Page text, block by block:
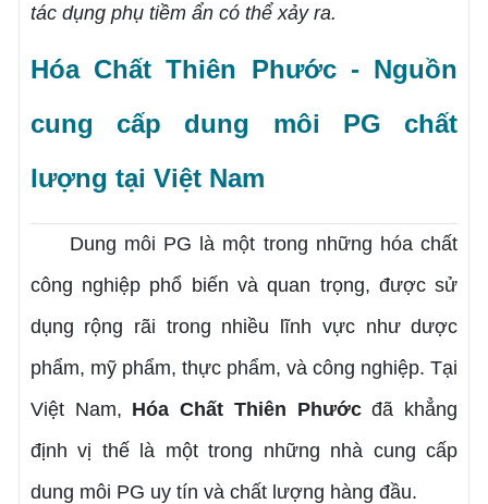
tác dụng phụ tiềm ẩn có thể xảy ra.
Hóa Chất Thiên Phước - Nguồn
cung cấp dung môi PG chất
lượng tại Việt Nam
Dung môi PG là một trong những hóa chất
công nghiệp phổ biến và quan trọng, được sử
dụng rộng rãi trong nhiều lĩnh vực như dược
phẩm, mỹ phẩm, thực phẩm, và công nghiệp. Tại
Việt Nam, Hóa Chất Thiên Phướcđã khẳng
định vị thế là một trong những nhà cung cấp
dung môi PG uy tín và chất lượng hàng đầu.